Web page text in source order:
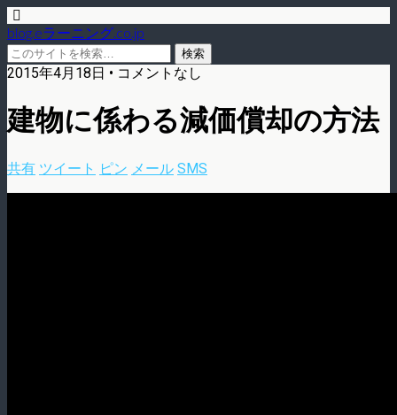
blog.eラーニング.co.jp
2015年4月18日 • コメントなし
建物に係わる減価償却の方法
共有 ツイート ピン メール SMS